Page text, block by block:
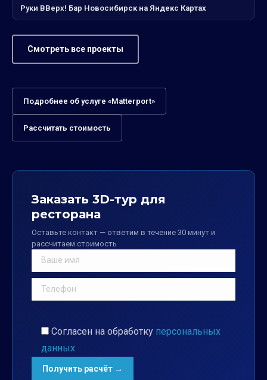
Руки ВВерх! Бар Новосибирск на Яндекс Картах
Смотреть все проекты
Подробнее об услуге «Matterport»
Рассчитать стоимость
Заказать 3D-тур для
ресторана
Оставьте контакт — ответим в течение 30 минут и
рассчитаем стоимость
Согласен на обработку персональных
данных